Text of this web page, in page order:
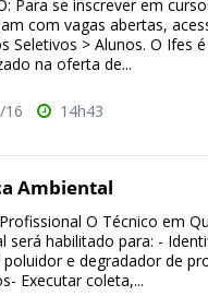
Para se inscrever em
com vagas abertas,
Seletivos > Alunos. O Ifes é
na oferta de...
16 14h43
Ambiental
O Técnico em
será habilitado para: -
e degradador de
Executar coleta,...